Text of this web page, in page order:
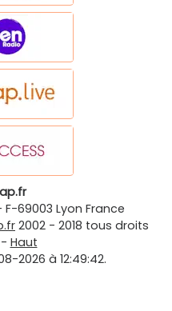
F-69003 Lyon France
2002 - 2018 tous droits
Haut
2026 à 12:49:42.